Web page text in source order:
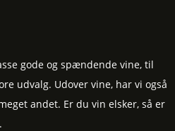
gode og spændende vine, til
udvalg. Udover vine, har vi også
andet. Er du vin elsker, så er